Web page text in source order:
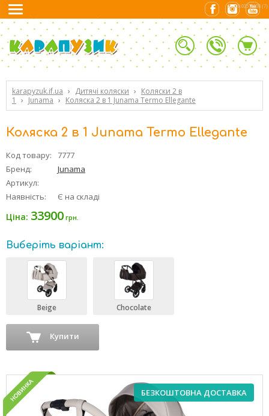
karapyzuk.if.ua › Дитячі коляски › Коляски 2 в
1
› Junama › Коляска 2 в 1 Junama Termo Ellegante
Коляска 2 в 1 Junama Termo Ellegante
Код товару:
7777
Бренд:
Junama
Артикул:
Наявність:
Є на складі
Ціна: 33900 грн.
Виберіть варіант:
Beige Chocolate
Купити
БЕЗКОШТОВНА ДОСТАВКА
0.02576208 (7)